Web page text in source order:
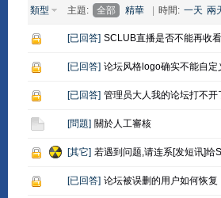
類型 主題: 全部 精華 時間: 一天 兩
[已回答] SCLUB直播是否不能再收
[已回答] 论坛风格logo确实不能自定
[已回答] 管理员大人我的论坛打不
[問題] 關於人工審核
[其它] 若遇到问题,请连系[发短讯]给
[已回答] 论坛被误删的用户如何恢复